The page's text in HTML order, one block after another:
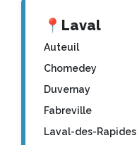
📍 Laval
Auteuil
Chomedey
Duvernay
Fabreville
Laval-des-Rapides